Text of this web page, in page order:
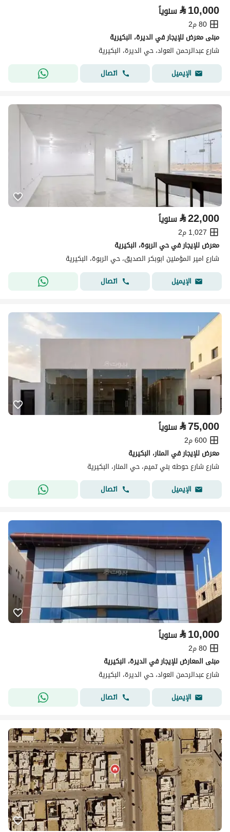
⃁10,000 سنوياً
80 م2
مبنى معرض للإيجار في الديرة، البكيرية
شارع عبدالرحمن العواد، حي الديرة، البكيرية
الإيميل
اتصال
⃁22,000 سنوياً
1,027 م2
معرض للإيجار في حي الربوة، البكيرية
شارع امير المؤمنين ابوبكر الصديق، حي الربوة، البكيرية
الإيميل
اتصال
⃁75,000 سنوياً
600 م2
معرض للإيجار في المنار، البكيرية
شارع شارع حوطه بني تميم، حي المنار، البكيرية
الإيميل
اتصال
⃁10,000 سنوياً
80 م2
مبنى المعارض للإيجار في الديرة، البكيرية
شارع عبدالرحمن العواد، حي الديرة، البكيرية
الإيميل
اتصال